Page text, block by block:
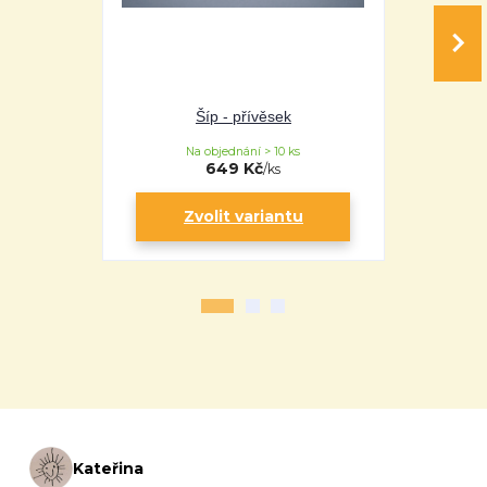
Šíp - přívěsek
649 Kč/ks
Na objednání > 10 ks
Zvolit variantu
Kateřina